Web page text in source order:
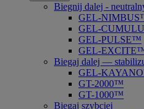
Biegnij dalej -
GEL-
GEL-
GEL-PULSE™
GEL-
Biegaj dalej —
GEL-
GT-2000™
GT-1000™
Biegaj szybciej